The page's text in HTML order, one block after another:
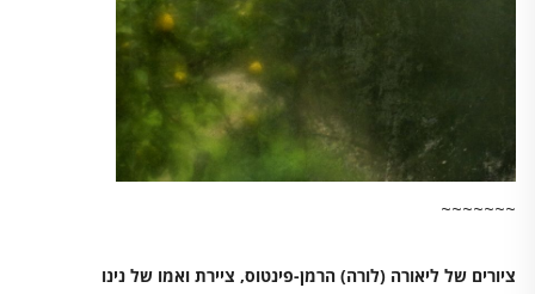
~~~~~~~
ציורים של ליאורה (לורה) הרמן-פינטוס, ציירת ואמו של נינו